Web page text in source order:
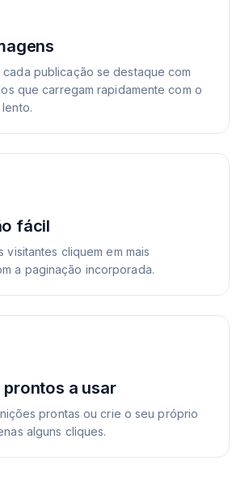
cada publicação se destaque com
que carregam rapidamente com o
fácil
visitantes cliquem em mais
a paginação incorporada.
prontos a usar
prontas ou crie o seu próprio
alguns cliques.